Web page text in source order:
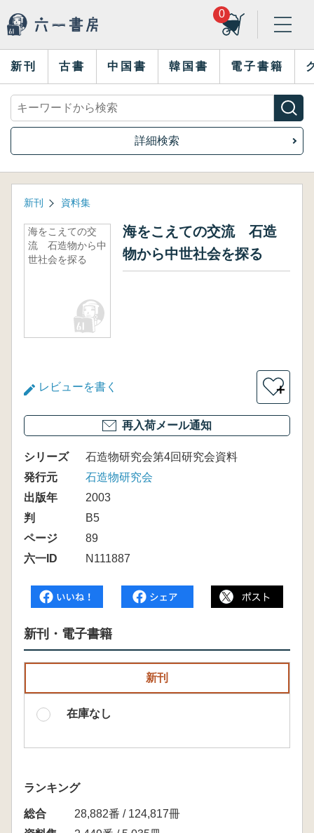
0
新刊 古書 中国書 韓国書 電子書籍
詳細検索
新刊 資料集
海をこえての交
流 石造物から中
世社会を探る
海をこえての交流 石造
物から中世社会を探る
レビューを書く ＋
再入荷メール通知
シリーズ
石造物研究会第4回研究会資料
発行元
石造物研究会
出版年
2003
判
B5
ページ
89
六一ID
N111887
新刊・電子書籍
新刊
在庫なし
ランキング
総合
28,882番 / 124,817冊